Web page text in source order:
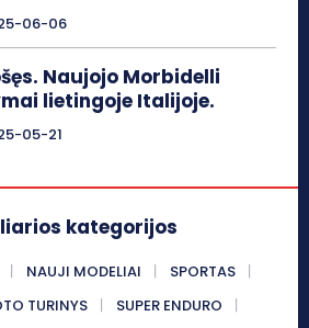
06-06
Naujojo Morbidelli
lietingoje Italijoje.
05-21
kategorijos
NAUJI MODELIAI
SPORTAS
TURINYS
SUPER ENDURO